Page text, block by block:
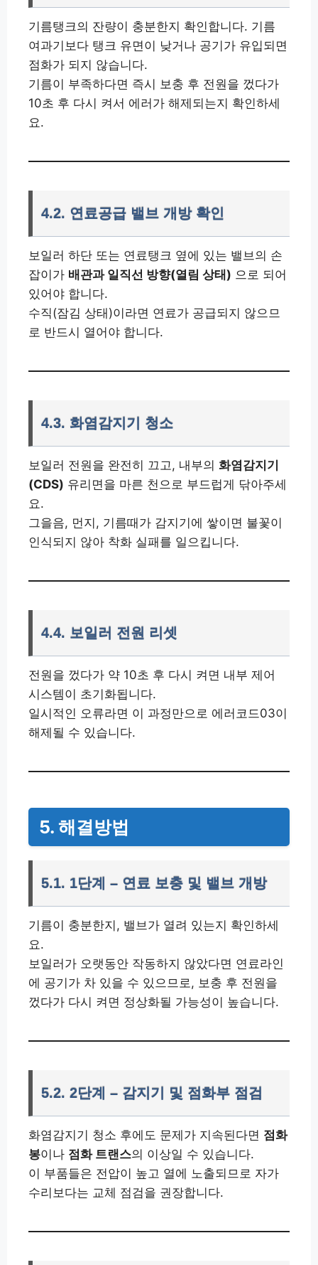
기름탱크의 잔량이 충분한지 확인합니다. 기름
여과기보다 탱크 유면이 낮거나 공기가 유입되면
점화가 되지 않습니다.
기름이 부족하다면 즉시 보충 후 전원을 껐다가
10초 후 다시 켜서 에러가 해제되는지 확인하세
요.
4.2. 연료공급 밸브 개방 확인
보일러 하단 또는 연료탱크 옆에 있는 밸브의 손
잡이가 배관과 일직선 방향(열림 상태) 으로 되어
있어야 합니다.
수직(잠김 상태)이라면 연료가 공급되지 않으므
로 반드시 열어야 합니다.
4.3. 화염감지기 청소
보일러 전원을 완전히 끄고, 내부의 화염감지기
(CDS) 유리면을 마른 천으로 부드럽게 닦아주세
요.
그을음, 먼지, 기름때가 감지기에 쌓이면 불꽃이
인식되지 않아 착화 실패를 일으킵니다.
4.4. 보일러 전원 리셋
전원을 껐다가 약 10초 후 다시 켜면 내부 제어
시스템이 초기화됩니다.
일시적인 오류라면 이 과정만으로 에러코드03이
해제될 수 있습니다.
5. 해결방법
5.1. 1단계 – 연료 보충 및 밸브 개방
기름이 충분한지, 밸브가 열려 있는지 확인하세
요.
보일러가 오랫동안 작동하지 않았다면 연료라인
에 공기가 차 있을 수 있으므로, 보충 후 전원을
껐다가 다시 켜면 정상화될 가능성이 높습니다.
5.2. 2단계 – 감지기 및 점화부 점검
화염감지기 청소 후에도 문제가 지속된다면 점화
봉이나 점화 트랜스의 이상일 수 있습니다.
이 부품들은 전압이 높고 열에 노출되므로 자가
수리보다는 교체 점검을 권장합니다.